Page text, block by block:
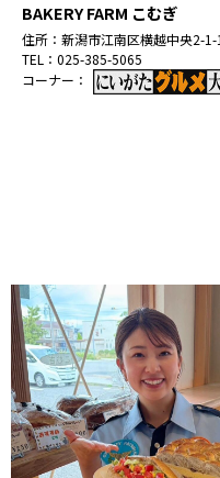
BAKERY FARM こむぎ
住所： 新潟市江南区横越中央2-1-1
TEL： 025-385-5065
コーナー：